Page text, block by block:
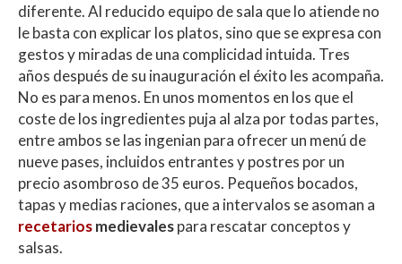
diferente. Al reducido equipo de sala que lo atiende no
le basta con explicar los platos, sino que se expresa con
gestos y miradas de una complicidad intuida. Tres
años después de su inauguración el éxito les acompaña.
No es para menos. En unos momentos en los que el
coste de los ingredientes puja al alza por todas partes,
entre ambos se las ingenian para ofrecer un menú de
nueve pases, incluidos entrantes y postres por un
precio asombroso de 35 euros. Pequeños bocados,
tapas y medias raciones, que a intervalos se asoman a
recetariosmedievalespara rescatar conceptos y
salsas.